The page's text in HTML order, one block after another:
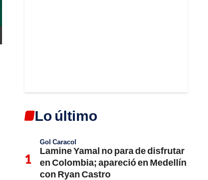
Lo último
Gol Caracol
Lamine Yamal no para de disfrutar
en Colombia; apareció en Medellín
con Ryan Castro